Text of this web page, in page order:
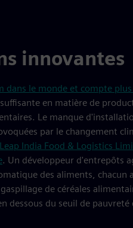
innovantes
le monde et compte
en matière de
Le manque
par le changement
India Food & Logistics
. Un développeur d'entrepôts
des aliments, chacun
de céréales
dessous du seuil de pauvreté